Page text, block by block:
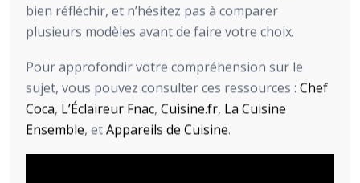
bien réfléchir, et n’hésitez pas à comparer
plusieurs modèles avant de faire votre choix.
Pour approfondir votre compréhension sur le
sujet, vous pouvez consulter ces ressources : Chef
Coca, L’Éclaireur Fnac, Cuisine.fr, La Cuisine
Ensemble, etAppareils de Cuisine.